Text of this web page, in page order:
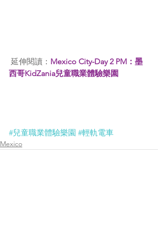
延伸閱讀： Mexico City-Day 2 PM：墨
西哥KidZania兒童職業體驗樂園
#兒童職業體驗樂園 #輕軌電車
Mexico